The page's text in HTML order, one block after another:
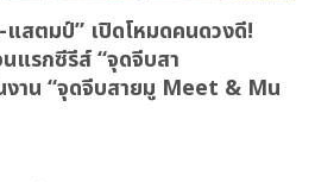
สตมป์” เปิดโหมดคนดวงดี!
แรกซีรีส์ “จุดจีบสา
าน “จุดจีบสายมู Meet & Mu